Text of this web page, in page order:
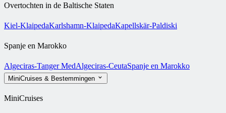
Overtochten in de Baltische Staten
Kiel-KlaipedaKarlshamn-KlaipedaKapellskär-Paldiski
Spanje en Marokko
Algeciras-Tanger MedAlgeciras-CeutaSpanje en Marokko
MiniCruises & Bestemmingen
MiniCruises